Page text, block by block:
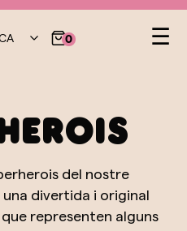
☰
0
del nostre
divertida i original
representen alguns